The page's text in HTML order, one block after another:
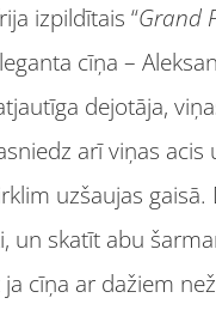
izpildītais “Grand
cīņa –
dejotāja,
arī viņas acis
uzšaujas gaisā.
un skatīt abu
cīņa ar dažiem